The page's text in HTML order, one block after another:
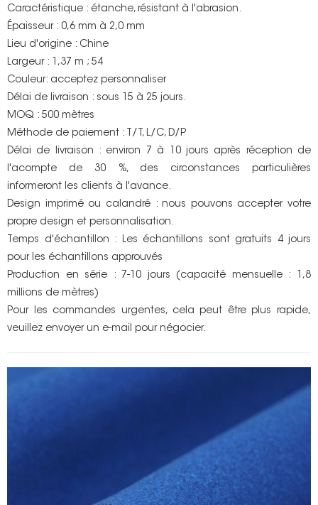
Caractéristique : étanche, résistant à l'abrasion.
Épaisseur : 0,6 mm à 2,0 mm
Lieu d'origine : Chine
Largeur : 1,37 m ; 54
Couleur: acceptez personnaliser
Délai de livraison : sous 15 à 25 jours.
MOQ : 500 mètres
Méthode de paiement : T/T, L/C, D/P
Délai de livraison : environ 7 à 10 jours après réception de
l'acompte de 30 %, des circonstances particulières
informeront les clients à l'avance.
Design imprimé ou calandré : nous pouvons accepter votre
propre design et personnalisation.
Temps d'échantillon : Les échantillons sont gratuits 4 jours
pour les échantillons approuvés
Production en série : 7-10 jours (capacité mensuelle : 1,8
millions de mètres)
Pour les commandes urgentes, cela peut être plus rapide,
veuillez envoyer un e-mail pour négocier.